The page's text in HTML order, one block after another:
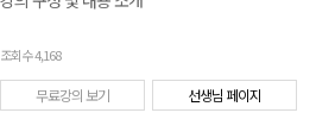
조회수 4,168
무료강의 보기 선생님 페이지